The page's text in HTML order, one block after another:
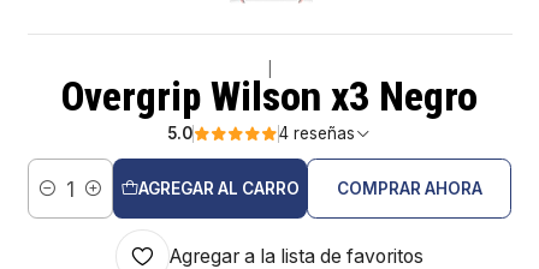
Overgrip Wilson x3 Negro
5.0 4 reseñas
Cantidad
AGREGAR AL CARRO COMPRAR AHORA
Agregar a la lista de favoritos